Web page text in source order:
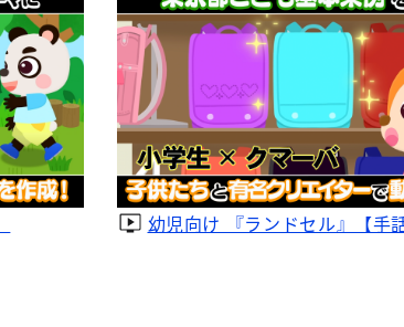
幼児向け 『ランドセル』【手